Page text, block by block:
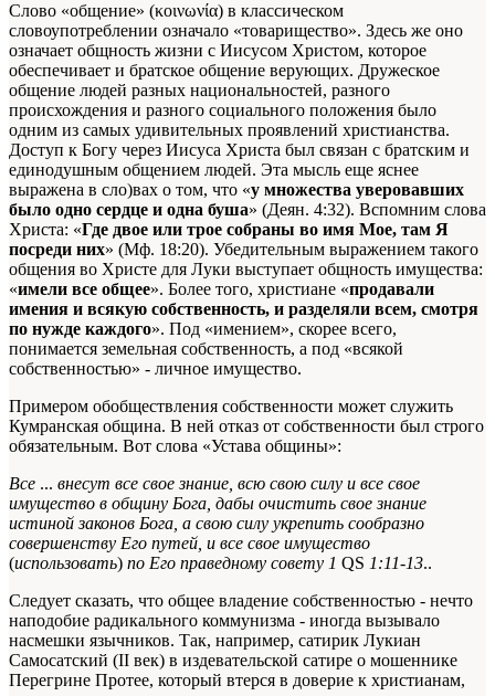
Слово «общение» (κοινωνία) в классическом
словоупотреблении означало «товарищество». Здесь же оно
означает общность жизни с Иисусом Христом, которое
обеспечивает и братское общение верующих. Дружеское
общение людей разных национальностей, разного
происхождения и разного социального положения было
одним из самых удивительных проявлений христианства.
Доступ к Богу через Иисуса Христа был связан с братским и
единодушным общением людей. Эта мысль еще яснее
выражена в сло)вах о том, что «у множества уверовавших
было одно сердце и одна буша» (Деян. 4:32). Вспомним слова
Христа: «Где двое или трое собраны во имя Мое, там Я
посреди них» (Мф. 18:20). Убедительным выражением такого
общения во Христе для Луки выступает общность имущества:
«имели все общее». Более того, христиане «продавали
имения и всякую собственность, и разделяли всем, смотря
по нужде каждого». Под «имением», скорее всего,
понимается земельная собственность, а под «всякой
собственностью» - личное имущество.
Примером обобществления собственности может служить
Кумранская община. В ней отказ от собственности был строго
обязательным. Вот слова «Устава общины»:
Все ... внесут все свое знание, всю свою силу и все свое
имущество в общину Бога, дабы очистить свое знание
истиной законов Бога, а свою силу укрепить сообразно
совершенству Его путей, и все свое имущество
(использовать) по Его праведному совету 1 QS 1:11-13..
Следует сказать, что общее владение собственностью - нечто
наподобие радикального коммунизма - иногда вызывало
насмешки язычников. Так, например, сатирик Лукиан
Самосатский (II век) в издевательской сатире о мошеннике
Перегрине Протее, который втерся в доверие к христианам,